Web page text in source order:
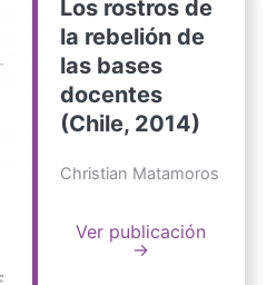
Los rostros de
la rebelión de
las bases
docentes
(Chile, 2014)
Christian Matamoros
Ver publicación
→